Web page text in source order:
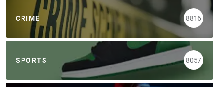
CRIME 8816
SPORTS 8057